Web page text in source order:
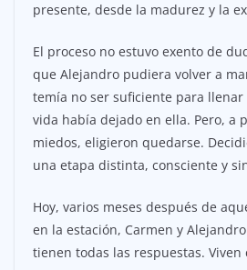
presente, desde la madurez y la
El proceso no estuvo exento de
que Alejandro pudiera volver a
temía no ser suficiente para llenar
vida había dejado en ella. Pero, a
miedos, eligieron quedarse.
una etapa distinta, consciente y
Hoy, varios meses después de
en la estación, Carmen y
tienen todas las respuestas. Viven